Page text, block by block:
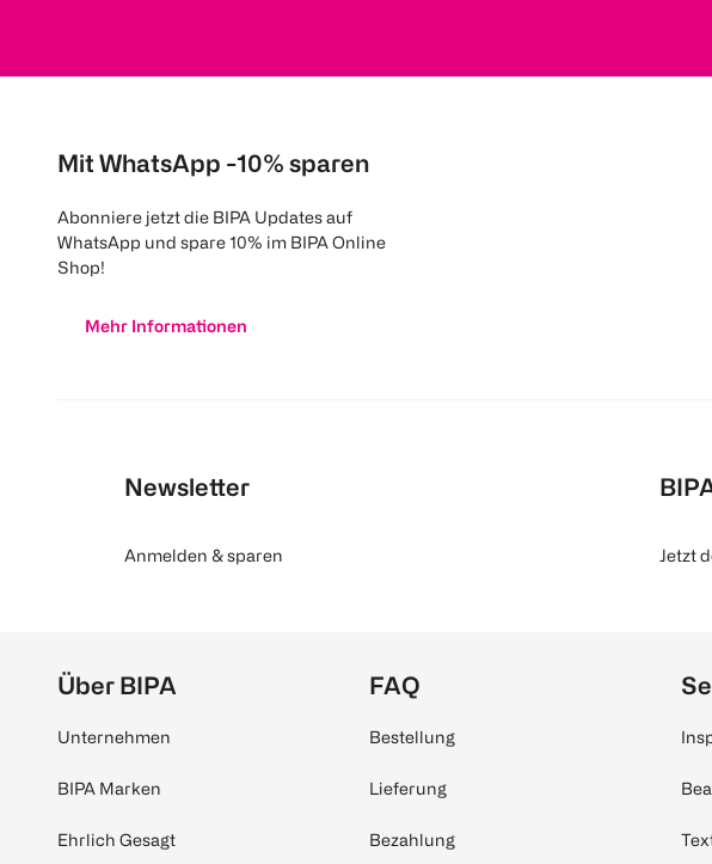
Mit WhatsApp -10% sparen
Abonniere jetzt die BIPA Updates auf
WhatsApp und spare 10% im BIPA Online
Shop!
Mehr Informationen
Newsletter
Anmelden & sparen Jetzt
Über BIPA
Unternehmen
BIPA Marken
Ehrlich Gesagt
FAQ
Bestellung
Lieferung
Bezahlung